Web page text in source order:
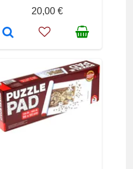
20,00 €